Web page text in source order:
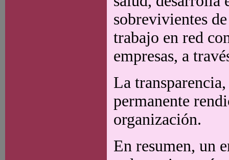
sobrevivientes
trabajo en red
empresas, a
La
permanente
organización.
En resumen, un